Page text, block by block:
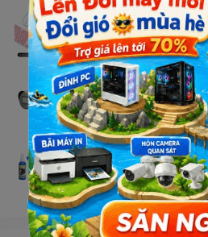
Combo T-WOLF TF770
Liên hệ
Camera Dahua HAC- HFW
Liên hệ
Bộ vệ sinh laptop (4 món)
Liên hệ